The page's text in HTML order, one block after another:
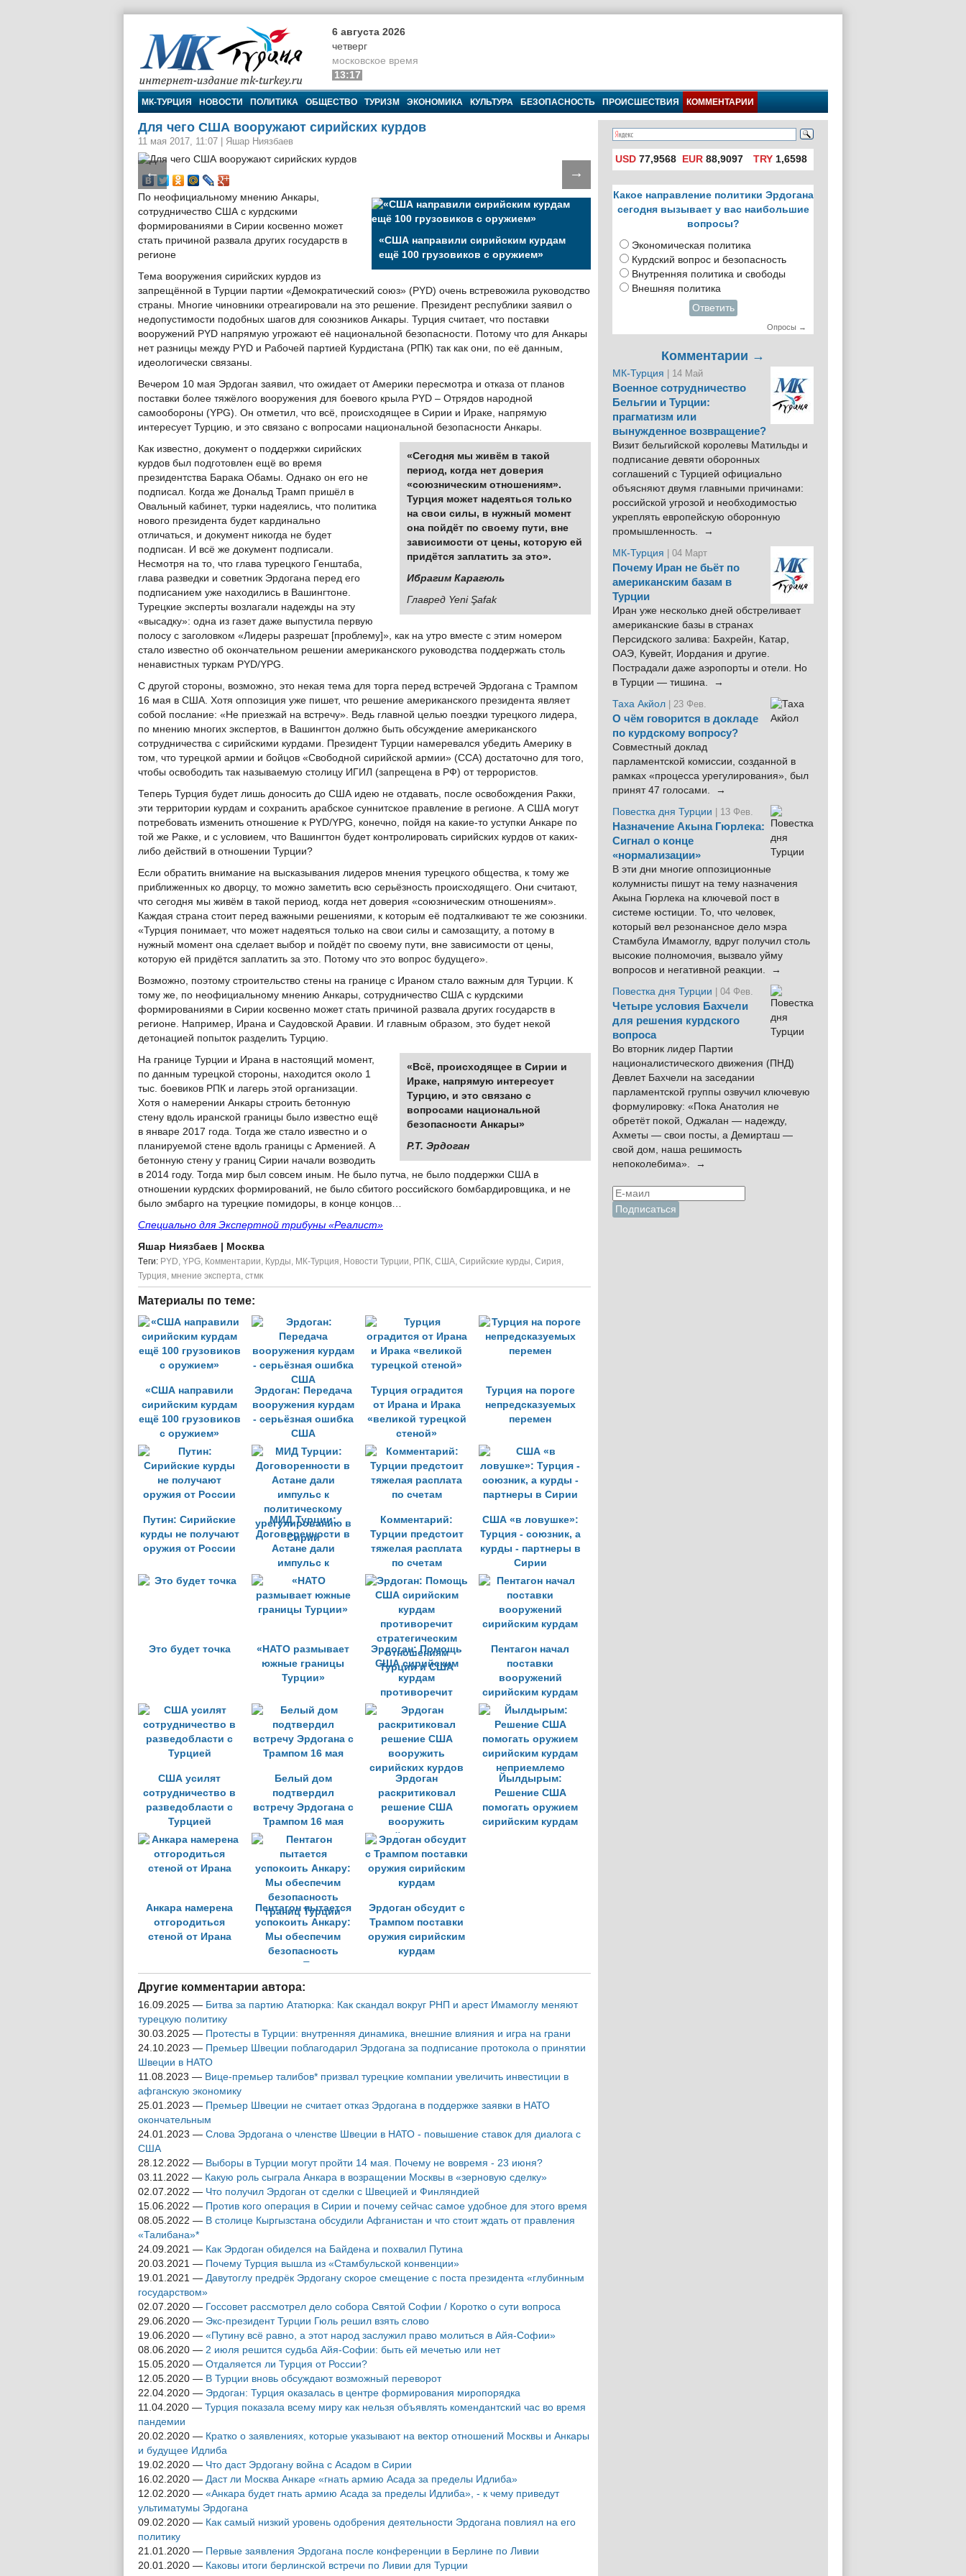
МК-Турция
6 августа 2026
четверг
московское время
13:17
МК-ТУРЦИЯ НОВОСТИ ПОЛИТИКА ОБЩЕСТВО ТУРИЗМ ЭКОНОМИКА КУЛЬТУРА БЕЗОПАСНОСТЬ ПРОИСШЕСТВИЯ КОММЕНТАРИИ
Для чего США вооружают сирийских курдов
11 мая 2017, 11:07 Яшар Ниязбаев
← →
«США направили сирийским курдам
ещё 100 грузовиков с оружием»
По неофициальному мнению Анкары,
сотрудничество США с курдскими
формированиями в Сирии косвенно может
стать причиной развала других государств в
регионе
Тема вооружения сирийских курдов из
запрещённой в Турции партии «Демократический союз» (PYD) очень встревожила руководство
страны. Многие чиновники отреагировали на это решение. Президент республики заявил о
недопустимости подобных шагов для союзников Анкары. Турция считает, что поставки
вооружений PYD напрямую угрожают её национальной безопасности. Потому что для Анкары
нет разницы между PYD и Рабочей партией Курдистана (РПК) так как они, по её данным,
идеологически связаны.
Вечером 10 мая Эрдоган заявил, что ожидает от Америки пересмотра и отказа от планов
поставки более тяжёлого вооружения для боевого крыла PYD – Отрядов народной
самообороны (YPG). Он отметил, что всё, происходящее в Сирии и Ираке, напрямую
интересует Турцию, и это связано с вопросами национальной безопасности Анкары.
«Сегодня мы живём в такой
период, когда нет доверия
«союзническим отношениям».
Турция может надеяться только
на свои силы, в нужный момент
она пойдёт по своему пути, вне
зависимости от цены, которую ей
придётся заплатить за это».
Ибрагим Карагюль
Главред Yeni Şafak
Как известно, документ о поддержки сирийских
курдов был подготовлен ещё во время
президентства Барака Обамы. Однако он его не
подписал. Когда же Дональд Трамп пришёл в
Овальный кабинет, турки надеялись, что политика
нового президента будет кардинально
отличаться, и документ никогда не будет
подписан. И всё же документ подписали.
Несмотря на то, что глава турецкого Генштаба,
глава разведки и советник Эрдогана перед его
подписанием уже находились в Вашингтоне.
Турецкие эксперты возлагали надежды на эту
«высадку»: одна из газет даже выпустила первую
полосу с заголовком «Лидеры разрешат [проблему]», как на утро вместе с этим номером
стало известно об окончательном решении американского руководства поддержать столь
ненавистных туркам PYD/YPG.
С другой стороны, возможно, это некая тема для торга перед встречей Эрдогана с Трампом
16 мая в США. Хотя оппозиция уже пишет, что решение американского президента являет
собой послание: «Не приезжай на встречу». Ведь главной целью поездки турецкого лидера,
по мнению многих экспертов, в Вашингтон должно быть обсуждение американского
сотрудничества с сирийскими курдами. Президент Турции намеревался убедить Америку в
том, что турецкой армии и бойцов «Свободной сирийской армии» (ССА) достаточно для того,
чтобы освободить так называемую столицу ИГИЛ (запрещена в РФ) от террористов.
Теперь Турция будет лишь доносить до США идею не отдавать, после освобождения Ракки,
эти территории курдам и сохранить арабское суннитское правление в регионе. А США могут
потребовать изменить отношение к PYD/YPG, конечно, пойдя на какие-то уступки Анкаре по
той же Ракке, и с условием, что Вашингтон будет контролировать сирийских курдов от каких-
либо действий в отношении Турции?
Если обратить внимание на высказывания лидеров мнения турецкого общества, к тому же
приближенных ко дворцу, то можно заметить всю серьёзность происходящего. Они считают,
что сегодня мы живём в такой период, когда нет доверия «союзническим отношениям».
Каждая страна стоит перед важными решениями, к которым её подталкивают те же союзники.
«Турция понимает, что может надеяться только на свои силы и самозащиту, а потому в
нужный момент она сделает выбор и пойдёт по своему пути, вне зависимости от цены,
которую ей придётся заплатить за это. Потому что это вопрос будущего».
Возможно, поэтому строительство стены на границе c Ираном стало важным для Турции. К
тому же, по неофициальному мнению Анкары, сотрудничество США с курдскими
формированиями в Сирии косвенно может стать причиной развала других государств в
регионе. Например, Ирана и Саудовской Аравии. И главным образом, это будет некой
детонацией попыток разделить Турцию.
«Всё, происходящее в Сирии и
Ираке, напрямую интересует
Турцию, и это связано с
вопросами национальной
безопасности Анкары»
Р.Т. Эрдоган
На границе Турции и Ирана в настоящий момент,
по данным турецкой стороны, находится около 1
тыс. боевиков РПК и лагерь этой организации.
Хотя о намерении Анкары строить бетонную
стену вдоль иранской границы было известно ещё
в январе 2017 года. Тогда же стало известно и о
планируемой стене вдоль границы с Арменией. А
бетонную стену у границ Сирии начали возводить
в 2014 году. Тогда мир был совсем иным. Не было путча, не было поддержки США в
отношении курдских формирований, не было сбитого российского бомбардировщика, и не
было эмбарго на турецкие помидоры, в конце концов…
Специально для Экспертной трибуны «Реалист»
Яшар Ниязбаев
| Москва
Tеги: PYD, YPG, Комментарии, Курды, МК-Турция, Новости Турции, РПК, США, Сирийские курды, Сирия,
Турция, мнение эксперта, стмк
Материалы по теме:
«США направили
сирийским курдам
ещё 100 грузовиков
с оружием»
Эрдоган: Передача
вооружения курдам
- серьёзная ошибка
США
Турция оградится
от Ирана и Ирака
«великой турецкой
стеной»
Турция на пороге
непредсказуемых
перемен
Путин: Сирийские
курды не получают
оружия от России
МИД Турции:
Договоренности в
Астане дали
импульс к
политическому
урегулированию в
Сирии
Комментарий:
Турции предстоит
тяжелая расплата
по счетам
США «в ловушке»:
Турция - союзник, а
курды - партнеры в
Сирии
Это будет точка
«НАТО размывает
южные границы
Турции»
Эрдоган: Помощь
США сирийским
курдам
противоречит
стратегическим
отношениям
Турции и США
Пентагон начал
поставки
вооружений
сирийским курдам
США усилят
сотрудничество в
разведобласти с
Турцией
Белый дом
подтвердил
встречу Эрдогана с
Трампом 16 мая
Эрдоган
раскритиковал
решение США
вооружить
сирийских курдов
Йылдырым:
Решение США
помогать оружием
сирийским курдам
Анкара намерена
отгородиться
стеной от Ирана
Пентагон пытается
успокоить Анкару:
Мы обеспечим
безопасность
границ Турции
Эрдоган обсудит с
Трампом поставки
оружия сирийским
курдам
Другие комментарии автора:
16.09.2025 — Битва за партию Ататюрка: Как скандал вокруг РНП и арест Имамоглу меняют
турецкую политику
30.03.2025 — Протесты в Турции: внутренняя динамика, внешние влияния и игра на грани
24.10.2023 — Премьер Швеции поблагодарил Эрдогана за подписание протокола о принятии
Швеции в НАТО
11.08.2023 — Вице-премьер талибов* призвал турецкие компании увеличить инвестиции в
афганскую экономику
25.01.2023 — Премьер Швеции не считает отказ Эрдогана в поддержке заявки в НАТО
окончательным
24.01.2023 — Слова Эрдогана о членстве Швеции в НАТО - повышение ставок для диалога с
США
28.12.2022 — Выборы в Турции могут пройти 14 мая. Почему не вовремя - 23 июня?
03.11.2022 — Какую роль сыграла Анкара в возращении Москвы в «зерновую сделку»
02.07.2022 — Что получил Эрдоган от сделки с Швецией и Финляндией
15.06.2022 — Против кого операция в Сирии и почему сейчас самое удобное для этого время
08.05.2022 — В столице Кыргызстана обсудили Афганистан и что стоит ждать от правления
«Талибана»*
24.09.2021 — Как Эрдоган обиделся на Байдена и похвалил Путина
20.03.2021 — Почему Турция вышла из «Стамбульской конвенции»
19.01.2021 — Давутоглу предрёк Эрдогану скорое смещение с поста президента «глубинным
государством»
02.07.2020 — Госсовет рассмотрел дело собора Святой Софии / Коротко о сути вопроса
29.06.2020 — Экс-президент Турции Гюль решил взять слово
19.06.2020 — «Путину всё равно, а этот народ заслужил право молиться в Айя-Софии»
08.06.2020 — 2 июля решится судьба Айя-Софии: быть ей мечетью или нет
15.05.2020 — Отдаляется ли Турция от России?
12.05.2020 — В Турции вновь обсуждают возможный переворот
22.04.2020 — Эрдоган: Турция оказалась в центре формирования миропорядка
11.04.2020 — Турция показала всему миру как нельзя объявлять комендантский час во время
пандемии
20.02.2020 — Кратко о заявлениях, которые указывают на вектор отношений Москвы и Анкары
и будущее Идлиба
19.02.2020 — Что даст Эрдогану война с Асадом в Сирии
16.02.2020 — Даст ли Москва Анкаре «гнать армию Асада за пределы Идлиба»
12.02.2020 — «Анкара будет гнать армию Асада за пределы Идлиба», - к чему приведут
ультиматумы Эрдогана
09.02.2020 — Как самый низкий уровень одобрения деятельности Эрдогана повлиял на его
политику
21.01.2020 — Первые заявления Эрдогана после конференции в Берлине по Ливии
20.01.2020 — Каковы итоги берлинской встречи по Ливии для Турции
USD 77,9568 EUR 88,9097 TRY1,6598
Какое направление политики Эрдогана
сегодня вызывает у вас наибольшие
вопросы?
Экономическая политика
Курдский вопрос и безопасность
Внутренняя политика и свободы
Внешняя политика
Ответить
Опросы →
Комментарии →
МК-Турция | 14 Май
Военное сотрудничество
Бельгии и Турции:
прагматизм или
вынужденное возвращение?
Визит бельгийской королевы Матильды и
подписание девяти оборонных
соглашений с Турцией официально
объясняют двумя главными причинами:
российской угрозой и необходимостью
укреплять европейскую оборонную
промышленность. →
МК-Турция
| 04 Март
Почему Иран не бьёт по
американским базам в
Турции
Иран уже несколько дней обстреливает
американские базы в странах
Персидского залива: Бахрейн, Катар,
ОАЭ, Кувейт, Иордания и другие.
Пострадали даже аэропорты и отели. Но
в Турции — тишина. →
Таха Акйол | 23 Фев.
О чём говорится в докладе
по курдскому вопросу?
Совместный доклад
парламентской комиссии, созданной в
рамках «процесса урегулирования», был
принят 47 голосами. →
Повестка дня Турции
| 13 Фев.
Назначение Акына Гюрлека:
Сигнал о конце
«нормализации»
В эти дни многие оппозиционные
колумнисты пишут на тему назначения
Акына Гюрлека на ключевой пост в
системе юстиции. То, что человек,
который вел резонансное дело мэра
Стамбула Имамоглу, вдруг получил столь
высокие полномочия, вызвало уйму
вопросов и негативной реакции. →
Повестка дня Турции
| 04 Фев.
Четыре условия Бахчели
для решения курдского
вопроса
Во вторник лидер Партии
националистического движения (ПНД)
Девлет Бахчели на заседании
парламентской группы озвучил ключевую
формулировку: «Пока Анатолия не
обретёт покой, Оджалан — надежду,
Ахметы — свои посты, а Демирташ —
свой дом, наша решимость
непоколебима». →